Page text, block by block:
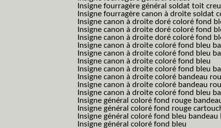
Insigne fourragère général soldat toit
Insigne fourragère canon à droite soldat
Insigne canon à droite doré coloré fond
Insigne canon à droite doré coloré fond
Insigne canon à droite doré coloré fond
Insigne canon à droite coloré fond bleu
Insigne canon à droite coloré fond bleu
Insigne canon à droite coloré fond bleu
Insigne canon à droite coloré fond bleu
Insigne canon à droite coloré bandeau
Insigne canon à droite coloré bandeau
Insigne canon à droite coloré fond bleu
Insigne général coloré fond rouge
Insigne général coloré fond rouge
Insigne général coloré fond bleu bandeau
Insigne général coloré fond bleu